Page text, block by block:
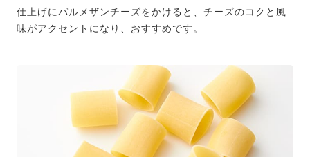
仕上げにパルメザンチーズをかけると、チーズのコクと風
味がアクセントになり、おすすめです。